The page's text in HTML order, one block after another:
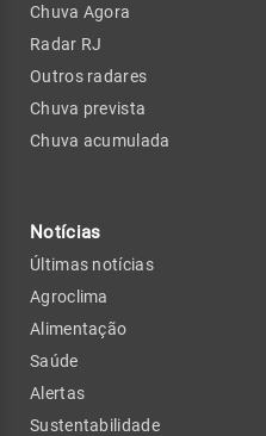
Chuva Agora
Radar RJ
Outros radares
Chuva prevista
Chuva acumulada
Notícias
Últimas notícias
Agroclima
Alimentação
Saúde
Alertas
Sustentabilidade